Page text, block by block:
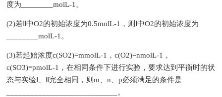
度为________molL-1。
(2)若Ⅱ中O2的初始浓度为0.5molL-1，则Ⅰ中O2的初始浓度为
________molL-1。
(3)若起始浓度c(SO2)=mmolL-1，c(O2)=nmolL-1，
c(SO3)=pmolL-1，在相同条件下进行实验，要求达到平衡时的状
态与实验Ⅰ、Ⅱ完全相同，则m、n、p必须满足的条件是
____________________________。